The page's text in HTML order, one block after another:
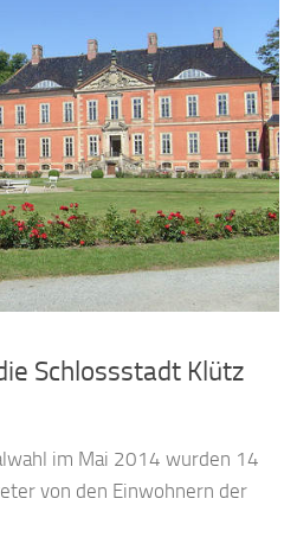
Schlossstadt Klütz
im Mai 2014 wurden 14
von den Einwohnern der